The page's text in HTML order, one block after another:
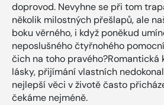
doprovod. Nevyhne se při tom
několik milostných přešlapů, ale
boku věrného, i když poněkud
neposlušného čtyřnohého
čich na toho pravého?Romantická
lásky, přijímání vlastních
nejlepší věci v životě často
čekáme nejméně.